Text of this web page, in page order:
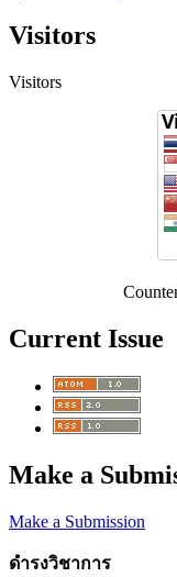
Visitors
Visitors
Current Issue
Make a
Make a Submission
ดำรงวิชาการ